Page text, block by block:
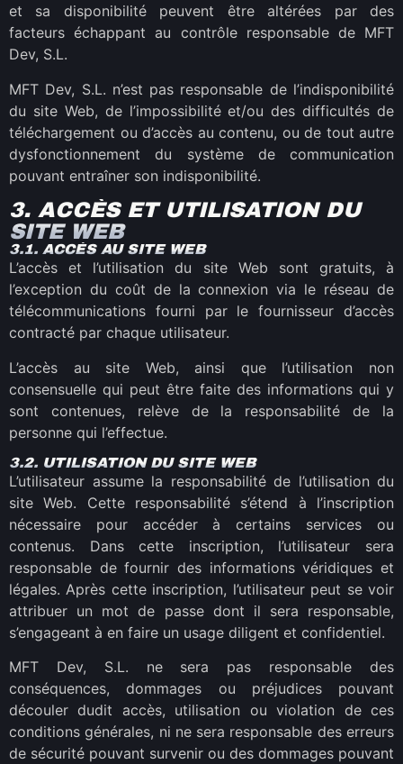
et sa disponibilité peuvent être altérées par des
facteurs échappant au contrôle responsable de MFT
Dev, S.L.
MFT Dev, S.L. n’est pas responsable de l’indisponibilité
du site Web, de l’impossibilité et/ou des difficultés de
téléchargement ou d’accès au contenu, ou de tout autre
dysfonctionnement du système de communication
pouvant entraîner son indisponibilité.
3. ACCÈS ET UTILISATION DU
SITE WEB
3.1. ACCÈS AU SITE WEB
L’accès et l’utilisation du site Web sont gratuits, à
l’exception du coût de la connexion via le réseau de
télécommunications fourni par le fournisseur d’accès
contracté par chaque utilisateur.
L’accès au site Web, ainsi que l’utilisation non
consensuelle qui peut être faite des informations qui y
sont contenues, relève de la responsabilité de la
personne qui l’effectue.
3.2. UTILISATION DU SITE WEB
L’utilisateur assume la responsabilité de l’utilisation du
site Web. Cette responsabilité s’étend à l’inscription
nécessaire pour accéder à certains services ou
contenus. Dans cette inscription, l’utilisateur sera
responsable de fournir des informations véridiques et
légales. Après cette inscription, l’utilisateur peut se voir
attribuer un mot de passe dont il sera responsable,
s’engageant à en faire un usage diligent et confidentiel.
MFT Dev, S.L. ne sera pas responsable des
conséquences, dommages ou préjudices pouvant
découler dudit accès, utilisation ou violation de ces
conditions générales, ni ne sera responsable des erreurs
de sécurité pouvant survenir ou des dommages pouvant